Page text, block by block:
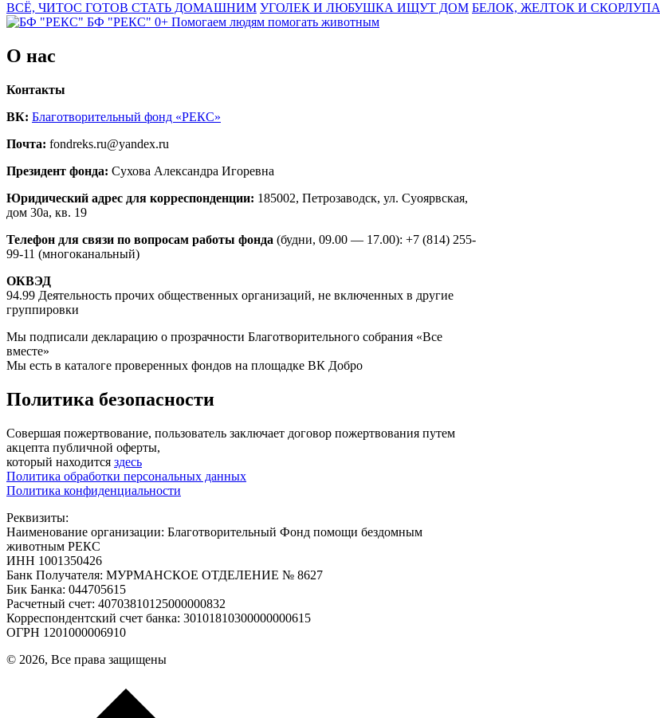
ВСЁ, ЧИТОС ГОТОВ СТАТЬ ДОМАШНИМ УГОЛЕК И ЛЮБУШКА ИЩУТ ДОМ БЕЛОК, ЖЕЛТОК И СКОРЛУПА
БФ "РЕКС" 0+ Помогаем людям помогать животным
О нас
Контакты
ВК: Благотворительный фонд «РЕКС»
Почта: fondreks.ru@yandex.ru
Президент фонда: Сухова Александра Игоревна
Юридический адрес для корреспонденции: 185002, Петрозаводск, ул. Суоярвская,
дом 30а, кв. 19
Телефон для связи по вопросам работы фонда (будни, 09.00 — 17.00): +7 (814) 255-
99-11 (многоканальный)
ОКВЭД
94.99 Деятельность прочих общественных организаций, не включенных в другие
группировки
Мы подписали декларацию о прозрачности Благотворительного собрания «Все
вместе»
Мы есть в каталоге проверенных фондов на площадке ВК Добро
Политика безопасности
Совершая пожертвование, пользователь заключает договор пожертвования путем
акцепта публичной оферты,
который находится здесь
Политика обработки персональных данных
Политика конфиденциальности
Реквизиты:
Наименование организации: Благотворительный Фонд помощи бездомным
животным РЕКС
ИНН 1001350426
Банк Получателя: МУРМАНСКОЕ ОТДЕЛЕНИЕ № 8627
Бик Банка: 044705615
Расчетный счет: 40703810125000000832
Корреспондентский счет банка: 30101810300000000615
ОГРН 1201000006910
© 2026, Все права защищены